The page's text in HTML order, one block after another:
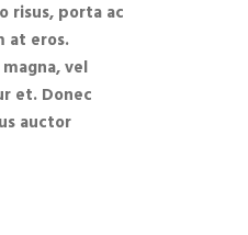
risus, porta ac
at eros.
vel
et. Donec
auctor